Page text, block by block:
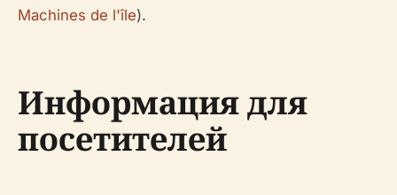
Machines de l'île).
Информация для
посетителей